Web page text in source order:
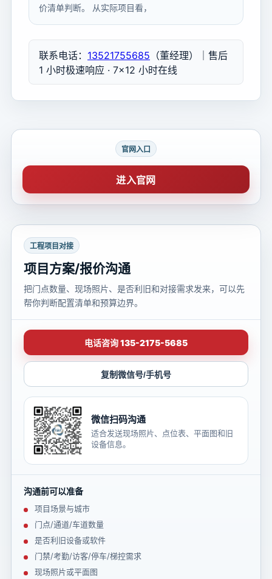
价清单判断。 从实际项目看，
联系电话： 13521755685 （董经理）｜售后
1 小时极速响应 · 7×12 小时在线
官网入口
进入官网
工程项目对接
项目方案/报价沟通
把门点数量、现场照片、是否利旧和对接需求发来，可以先
帮你判断配置清单和预算边界。
电话咨询 135-2175-5685
复制微信号/手机号
微信扫码沟通
适合发送现场照片、点位表、平面图和旧
设备信息。
沟通前可以准备
项目场景与城市
门点/通道/车道数量
是否利旧设备或软件
门禁/考勤/访客/停车/梯控需求
现场照片或平面图